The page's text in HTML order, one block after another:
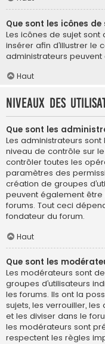
Que sont les icônes de
Les icônes de sujet sont
insérer afin d’illustrer le
administrateurs
Haut
Niveaux des
Que sont les
Les administrateurs
niveau de contrôle sur
contrôler toutes les
paramètres des
création de groupes
peuvent également être
forums. Tout ceci
fondateur du forum.
Haut
Que sont les
Les modérateurs sont
groupes d’utilisateurs
les forums. Ils ont la
sujets, les verrouiller,
et les diviser dans le
les modérateurs sont
respectent les règles